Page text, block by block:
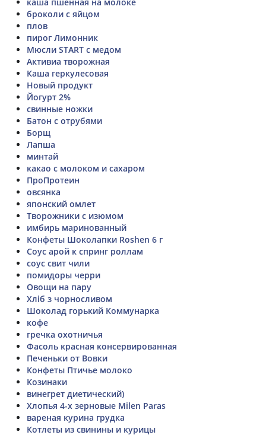
броколи с яйцом
плов
пирог Лимонник
Мюсли START с медом
Активиа творожная
Каша геркулесовая
Новый продукт
Йогурт 2%
свинные ножки
Батон с отрубями
Борщ
Лапша
минтай
какао с молоком и сахаром
ПроПротеин
овсянка
японский омлет
Творожники с изюмом
имбирь маринованный
Конфеты Шоколапки Roshen 6 г
Соус арой к спринг роллам
соус свит чили
помидоры черри
Овощи на пару
Хліб з чорносливом
Шоколад горький Коммунарка
кофе
гречка охотничья
Фасоль красная консервированная
Печеньки от Вовки
Конфеты Птичье молоко
Козинаки
винегрет диетический)
Хлопья 4-х зерновые Milen Paras
вареная курина грудка
Котлеты из свинины и курицы